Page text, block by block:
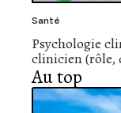
Santé
Psychologie
clinicien (rôle,
Au top